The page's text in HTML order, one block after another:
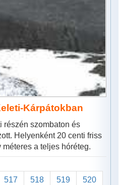
Kárpátokban
részén szombaton és
Helyenként 20 centi friss
a teljes hóréteg.
517 518 519 520